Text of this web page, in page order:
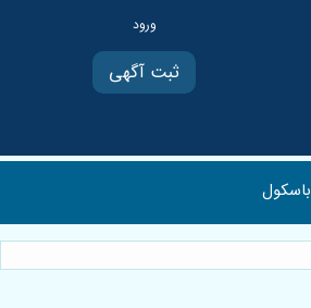
ثبت آگهی
باسکول